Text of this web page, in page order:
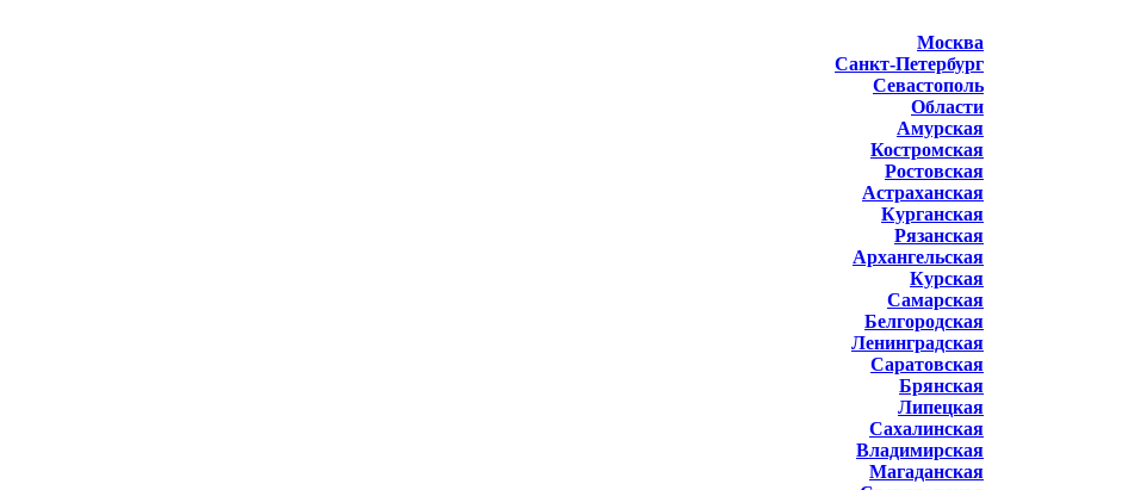
Москва
Санкт-Петербург
Севастополь
Области
Амурская
Костромская
Ростовская
Астраханская
Курганская
Рязанская
Архангельская
Курская
Самарская
Белгородская
Ленинградская
Саратовская
Брянская
Липецкая
Сахалинская
Владимирская
Магаданская